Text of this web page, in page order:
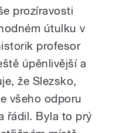
prozíravosti
útulku v
profesor
úpěnlivější a
že Slezsko,
všeho odporu
řádil. Byla to prý